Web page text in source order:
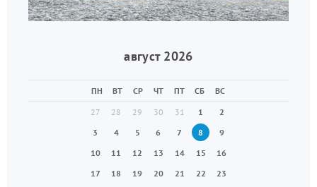
август 2026
ПН ВТ СР ЧТ ПТ СБ
ВС
27
28 29 30 31 1
2
3
4 5 6 7 8
9
10
11 12 13 14 15
16
17
18 19 20 21 22
23